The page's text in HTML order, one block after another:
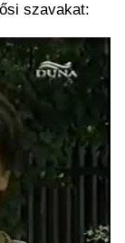
szavakat: